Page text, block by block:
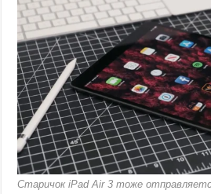
Старичок iPad Air 3 тоже